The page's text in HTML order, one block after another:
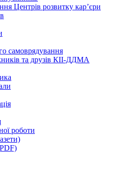
Центрів розвитку кар’єри
самоврядування
та друзів КІІ-ДДМА
роботи